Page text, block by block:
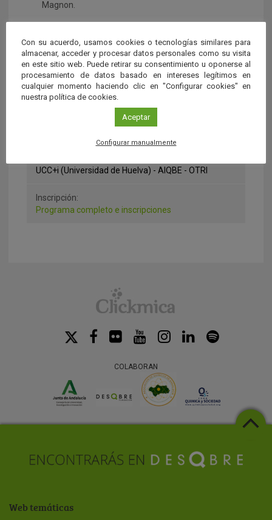
Magnon.
Federación Onubense de Empresarios de Huelva
(FOE).José Miguel Mulet, divulgador científico.
Lugar:
Huelva
UCC+i (Universidad de Huelva) - AIQBE - OTRI
Inscripción:
Programa completo e inscripciones
COLABORAN
Web temáticas
Con su acuerdo, usamos cookies o tecnologías similares para
almacenar, acceder y procesar datos personales como su visita
en este sitio web. Puede retirar su consentimiento u oponerse al
procesamiento de datos basado en intereses legítimos en
cualquier momento haciendo clic en "Configurar cookies" en
nuestra política de cookies.
Aceptar
Configurar manualmente